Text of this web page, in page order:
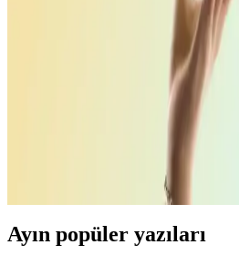
OpenClaw, kodlama bilgisi olmadan
zeka aracı olarak Mac cihazlarında
işlemcileriyle öne çıkıyor. Çin'de Mac
Apple MacBook Neo'nun
Uygun Fiyatlı Performans
kullanımını genişleterek pazar payını
Ayın popüler yazıları